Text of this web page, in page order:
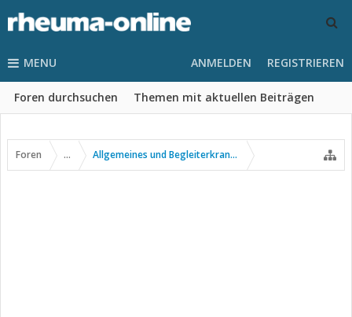
MENU
Foren durchsuchen Themen mit aktuellen Beiträgen
ANMELDEN REGISTRIEREN
Foren ... Allgemeines und Begleiterkrankungen